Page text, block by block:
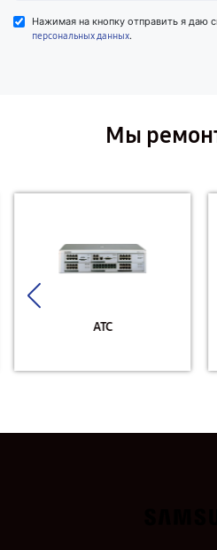
Нажимая на кнопку отправить я даю
персональных данных.
Мы
АТС